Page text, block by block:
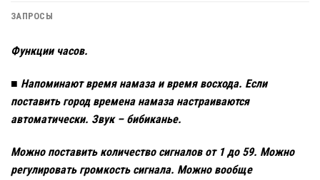
ЗАПРОСЫ
Функции часов.
■ Напоминают время намаза и время восхода. Если
поставить город времена намаза настраиваются
автоматически. Звук – бибиканье.
Можно поставить количество сигналов от 1 до 59. Можно
регулировать громкость сигнала. Можно вообще